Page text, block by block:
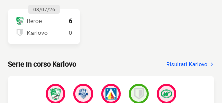
08/07/26
Beroe
6
Karlovo
0
Serie in corso Karlovo Risultati Karlovo